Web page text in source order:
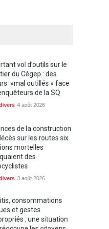
vol d’outils sur le
du Cégep : des
»mal outillés » face
de la SQ
4 août 2026
de la construction
sur les routes six
mortelles
des
3 août 2026
consommations
et gestes
: une situation